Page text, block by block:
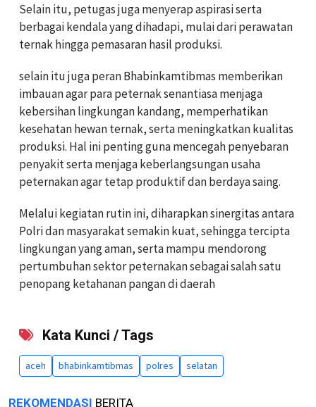
Selain itu, petugas juga menyerap aspirasi serta
berbagai kendala yang dihadapi, mulai dari perawatan
ternak hingga pemasaran hasil produksi.
selain itu juga peran Bhabinkamtibmas memberikan
imbauan agar para peternak senantiasa menjaga
kebersihan lingkungan kandang, memperhatikan
kesehatan hewan ternak, serta meningkatkan kualitas
produksi. Hal ini penting guna mencegah penyebaran
penyakit serta menjaga keberlangsungan usaha
peternakan agar tetap produktif dan berdaya saing.
Melalui kegiatan rutin ini, diharapkan sinergitas antara
Polri dan masyarakat semakin kuat, sehingga tercipta
lingkungan yang aman, serta mampu mendorong
pertumbuhan sektor peternakan sebagai salah satu
penopang ketahanan pangan di daerah
Kata Kunci / Tags
aceh bhabinkamtibmas polres selatan
REKOMENDASI BERITA